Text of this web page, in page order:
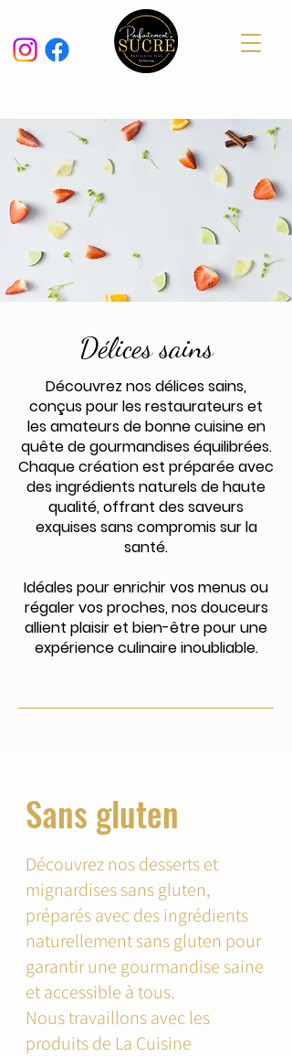
Délices sains
Découvrez nos délices sains,
conçus pour les restaurateurs et
les amateurs de bonne cuisine en
quête de gourmandises équilibrées.
Chaque création est préparée avec
des ingrédients naturels de haute
qualité, offrant des saveurs
exquises sans compromis sur la
santé.
Idéales pour enrichir vos menus ou
régaler vos proches, nos douceurs
allient plaisir et bien-être pour une
expérience culinaire inoubliable.
Sans gluten
Découvrez nos desserts et
mignardises sans gluten,
préparés avec des ingrédients
naturellement sans gluten pour
garantir une gourmandise saine
et accessible à tous.
Nous travaillons avec les
produits de La Cuisine